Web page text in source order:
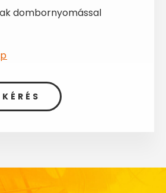
dombornyomással